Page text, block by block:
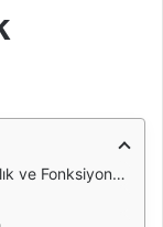
Fonksiyonellik